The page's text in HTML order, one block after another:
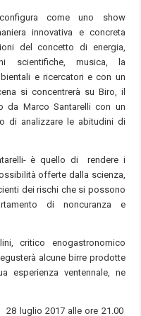
come uno show
innovativa e concreta
del concetto di energia,
scientifiche, musica, la
e ricercatori e con un
si concentrerà su Biro, il
da Marco Santarelli con un
di analizzare le abitudini di
è quello di rendere i
offerte dalla scienza,
dei rischi che si possono
di noncuranza e
critico enogastronomico
alcune birre prodotte
esperienza ventennale, ne
luglio 2017 alle ore 21.00